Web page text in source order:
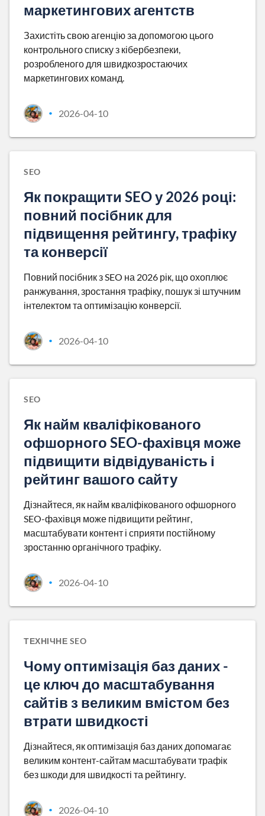
маркетингових агентств
Захистіть свою агенцію за допомогою цього
контрольного списку з кібербезпеки,
розробленого для швидкозростаючих
маркетингових команд.
• 2026-04-10
SEO
Як покращити SEO у 2026 році:
повний посібник для
підвищення рейтингу, трафіку
та конверсії
Повний посібник з SEO на 2026 рік, що охоплює
ранжування, зростання трафіку, пошук зі штучним
інтелектом та оптимізацію конверсії.
• 2026-04-10
SEO
Як найм кваліфікованого
офшорного SEO-фахівця може
підвищити відвідуваність і
рейтинг вашого сайту
Дізнайтеся, як найм кваліфікованого офшорного
SEO-фахівця може підвищити рейтинг,
масштабувати контент і сприяти постійному
зростанню органічного трафіку.
• 2026-04-10
ТЕХНІЧНЕ SEO
Чому оптимізація баз даних -
це ключ до масштабування
сайтів з великим вмістом без
втрати швидкості
Дізнайтеся, як оптимізація баз даних допомагає
великим контент-сайтам масштабувати трафік
без шкоди для швидкості та рейтингу.
• 2026-04-10